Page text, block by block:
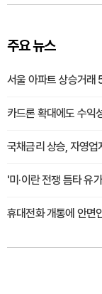
주요 뉴스
서울 아파트 상승거래
카드론 확대에도 수익
국채금리 상승, 자영
'미·이란 전쟁 틈타 유
휴대전화 개통에 안면